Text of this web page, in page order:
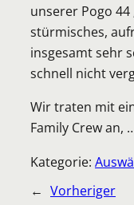
unserer Pogo 44
stürmisches,
insgesamt sehr
schnell nicht
Wir traten mit
Family Crew an,
Kategorie:
← Vorheriger